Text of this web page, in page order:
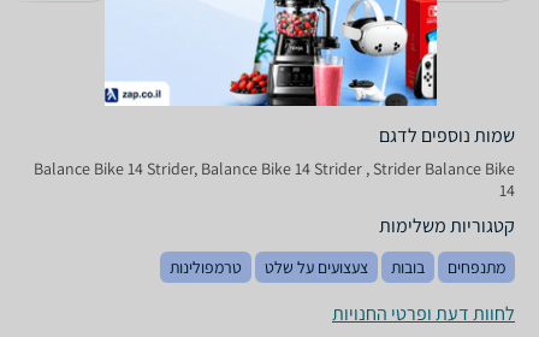
שמות נוספים לדגם
Balance Bike 14 Strider, Balance Bike 14 Strider , Strider Balance Bike
14
קטגוריות משלימות
מתנפחים בובות צעצועים על שלט טרמפולינות
לחוות דעת ופרטי החנויות